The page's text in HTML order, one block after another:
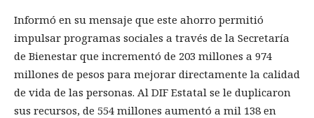
Informó en su mensaje que este ahorro permitió
impulsar programas sociales a través de la Secretaría
de Bienestar que incrementó de 203 millones a 974
millones de pesos para mejorar directamente la calidad
de vida de las personas. Al DIF Estatal se le duplicaron
sus recursos, de 554 millones aumentó a mil 138 en